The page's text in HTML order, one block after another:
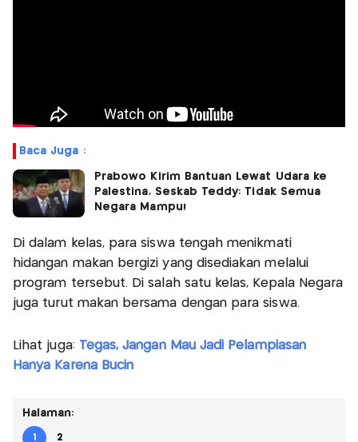
Baca Juga :
Prabowo Kirim Bantuan Lewat Udara ke
Palestina, Seskab Teddy: Tidak Semua
Negara Mampu!
Di dalam kelas, para siswa tengah menikmati
hidangan makan bergizi yang disediakan melalui
program tersebut. Di salah satu kelas, Kepala Negara
juga turut makan bersama dengan para siswa.
Lihat juga: Tegas, Jangan Mau Jadi Pelampiasan
Hanya Karena Bucin
Halaman:
1 2